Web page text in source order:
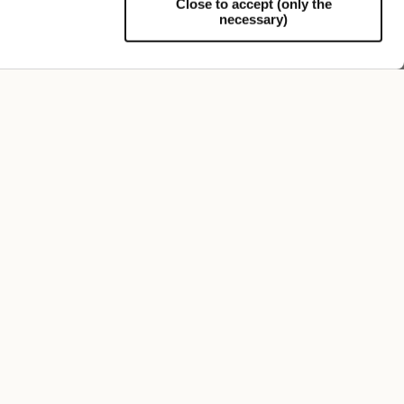
Close to accept (only the
necessary)
Unterstützung